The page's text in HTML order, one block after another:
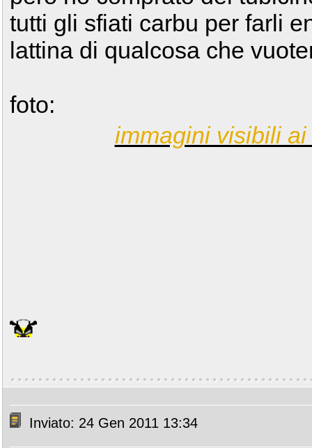
tutti gli sfiati carbu per farli
lattina di qualcosa che
foto:
immagini visibili
Inviato: 24 Gen 2011 13:34